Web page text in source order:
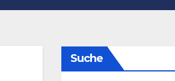
Suche